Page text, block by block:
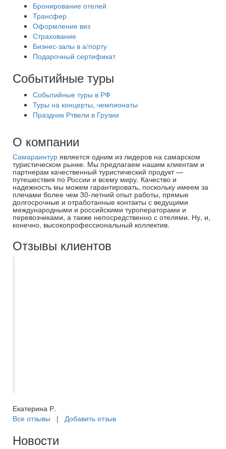
Бронирование отелей
Трансфер
Оформление виз
Страхование
Бизнес-залы в а/порту
Подарочный сертификат
Событийные туры
Событийные туры в РФ
Туры на концерты, чемпионаты
Праздник Ртвели в Грузии
О компании
Самараинтур является одним из лидеров на самарском
туристическом рынке. Мы предлагаем нашим клиентам и
партнерам качественный туристический продукт —
путешествия по России и всему миру. Качество и
надежность мы можем гарантировать, поскольку имеем за
плечами более чем 30-летний опыт работы, прямые
долгосрочные и отработанные контакты с ведущими
международными и российскими туроператорами и
перевозчиками, а также непосредственно с отелями. Ну, и,
конечно, высокопрофессиональный коллектив.
Отзывы клиентов
Екатерина Р.
Все отзывы | Добавить отзыв
Новости